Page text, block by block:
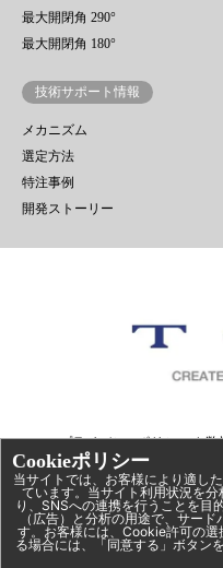
最大開閉角 290°
最大開閉角 180°
技術サポート情報
メカニズム
選定方法
特注事例
開発ストーリー
プライバシーポリシー
弊
©ロータリーダンパ
Cookieポリシー
当サイトでは、お客様により適し
ています。当サイト利用状況を
り、SNSへの連携を行うことを目
（広告）と分析の用途で、サー
す。お客様には、Cookie許可の
る場合には、「同意する」ボタン